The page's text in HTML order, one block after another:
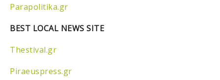
Parapolitika.gr
BEST LOCAL NEWS SITE
Thestival.gr
Piraeuspress.gr